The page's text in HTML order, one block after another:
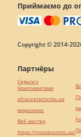
Приймаємо до
Copyright © 2014-
Партнёры
Серьги с
бриллиантами
alliancetechnika.ua
миралинкс
Веб мастер
https://motokosmos.ua/